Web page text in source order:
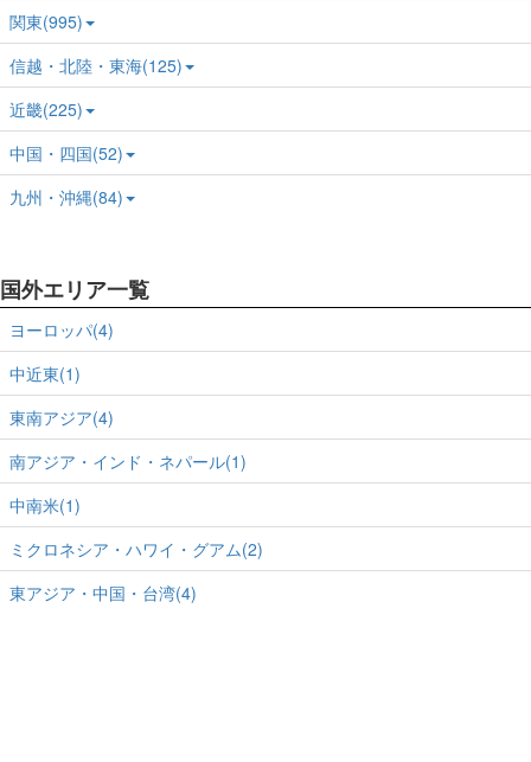
関東(995)
信越・北陸・東海(125)
近畿(225)
中国・四国(52)
九州・沖縄(84)
国外エリア一覧
ヨーロッパ(4)
中近東(1)
東南アジア(4)
南アジア・インド・ネパール(1)
中南米(1)
ミクロネシア・ハワイ・グアム(2)
東アジア・中国・台湾(4)